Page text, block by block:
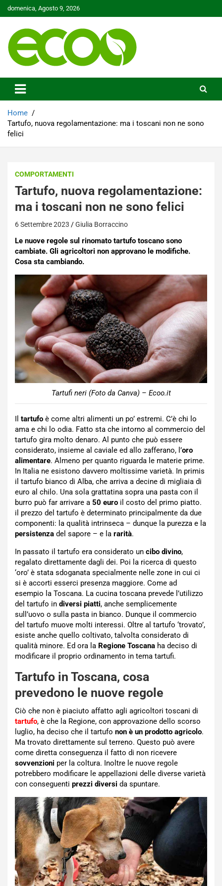
Skip
to
domenica, Agosto 9, 2026
Ecoo.it
Home
Tartufo, nuova regolamentazione: ma i toscani non ne sono
felici
COMPORTAMENTI
Tartufo, nuova regolamentazione:
ma i toscani non ne sono felici
6 Settembre 2023 Giulia Borraccino
Le nuove regole sul rinomato tartufo toscano sono
cambiate. Gli agricoltori non approvano le modifiche.
Cosa sta cambiando.
Tartufi neri (Foto da Canva) – Ecoo.it
Il tartufo è come altri alimenti un po’ estremi. C’è chi lo
ama e chi lo odia. Fatto sta che intorno al commercio del
tartufo gira molto denaro. Al punto che può essere
considerato, insieme al caviale ed allo zafferano, l’oro
alimentare. Almeno per quanto riguarda le materie prime.
In Italia ne esistono davvero moltissime varietà. In primis
il tartufo bianco di Alba, che arriva a decine di migliaia di
euro al chilo. Una sola grattatina sopra una pasta con il
burro può far arrivare a 50 euro il costo del primo piatto.
il prezzo del tartufo è determinato principalmente da due
componenti: la qualità intrinseca – dunque la purezza e la
persistenza del sapore – e la rarità.
In passato il tartufo era considerato un cibo divino,
regalato direttamente dagli dei. Poi la ricerca di questo
‘oro’ è stata sdoganata specialmente nelle zone in cui ci
si è accorti esserci presenza maggiore. Come ad
esempio la Toscana. La cucina toscana prevede l’utilizzo
del tartufo in diversi piatti, anche semplicemente
sull’uovo o sulla pasta in bianco. Dunque il commercio
del tartufo muove molti interessi. Oltre al tartufo ‘trovato’,
esiste anche quello coltivato, talvolta considerato di
qualità minore. Ed ora la Regione Toscana ha deciso di
modificare il proprio ordinamento in tema tartufi.
Tartufo in Toscana, cosa
prevedono le nuove regole
Ciò che non è piaciuto affatto agli agricoltori toscani di
tartufo, è che la Regione, con approvazione dello scorso
luglio, ha deciso che il tartufo non è un prodotto agricolo.
Ma trovato direttamente sul terreno. Questo può avere
come diretta conseguenza il fatto di non ricevere
sovvenzioni per la coltura. Inoltre le nuove regole
potrebbero modificare le appellazioni delle diverse varietà
con conseguenti prezzi diversi da spuntare.